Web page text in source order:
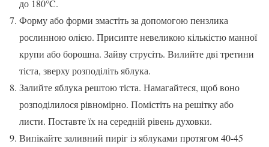
до 180°C.
Форму або форми змастіть за допомогою пензлика
рослинною олією. Присипте невеликою кількістю манної
крупи або борошна. Зайву струсіть. Вилийте дві третини
тіста, зверху розподіліть яблука.
Залийте яблука рештою тіста. Намагайтеся, щоб воно
розподілилося рівномірно. Помістіть на решітку або
листи. Поставте їх на середній рівень духовки.
Випікайте заливний пиріг із яблуками протягом 40-45